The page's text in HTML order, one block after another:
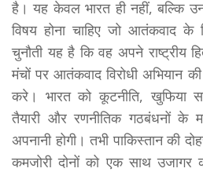
है। यह केवल भारत ही नहीं, बल्कि
विषय होना चाहिए जो आतंकवाद
चुनौती यह है कि वह अपने राष्ट्रीय
मंचों पर आतंकवाद विरोधी अभियान
करे। भारत को कूटनीति, खुफिया
तैयारी और रणनीतिक गठबंधनों के
अपनानी होगी। तभी पाकिस्तान की
कमजोरी दोनों को एक साथ उजागर